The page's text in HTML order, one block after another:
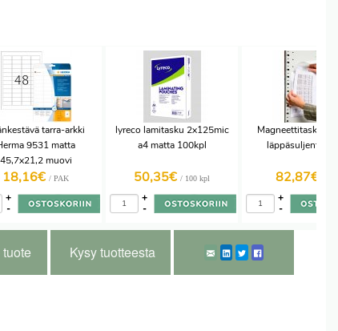
tarra-arkki
9531 matta
45,7x21,2 muovi
48os.10ark/pak
18,16€ / PAK
-
+
lyreco lamitasku 2x125mic
a4 matta 100kpl
50,35€ / 100 kpl
-
+
Magneettitasku
läppäsuljenta
82,87€
-
+
Kysy tuotteesta